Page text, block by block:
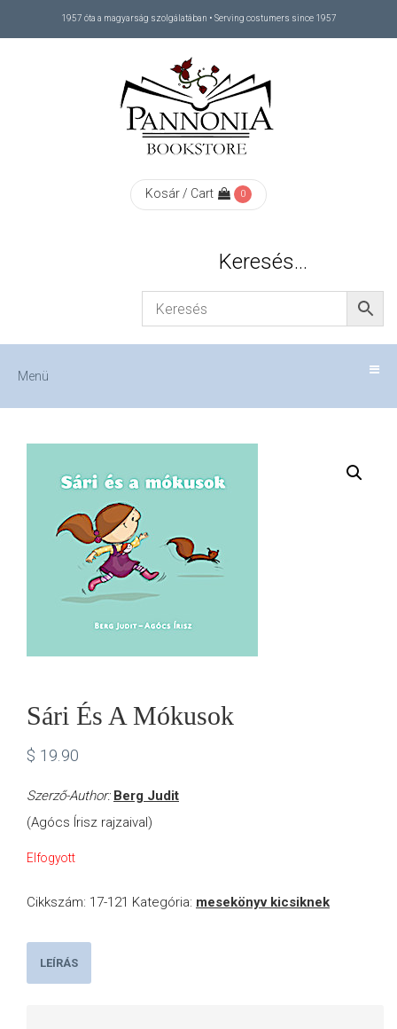
1957 óta a magyarság szolgálatában • Serving costumers since 1957
Kosár / Cart 0
Keresés…
Menü
KAPCSOLAT
US
Sári És A Mókusok
$ 19.90
Szerző-Author: Berg Judit
(Agócs Írisz rajzaival)
Elfogyott
Cikkszám: 17-121 Kategória: mesekönyv kicsiknek
LEÍRÁS